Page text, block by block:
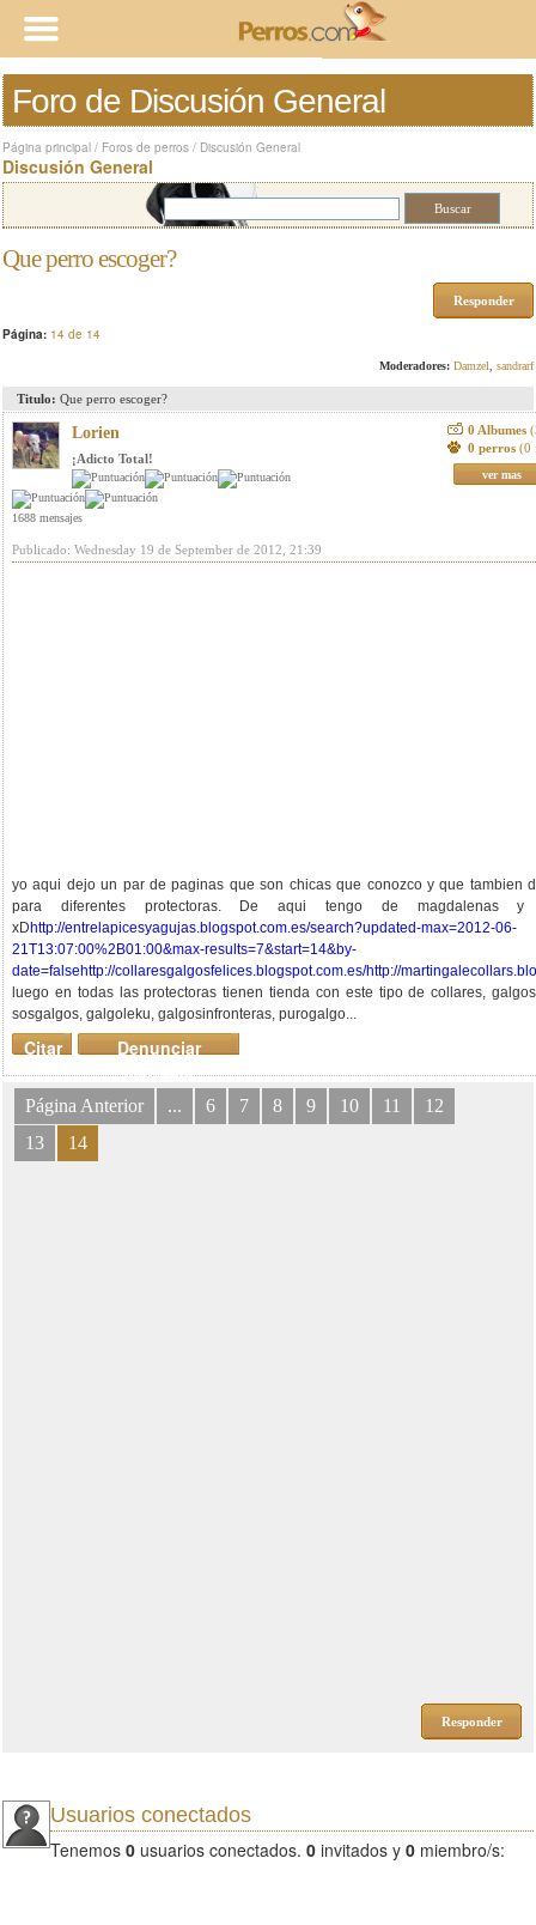
Foro de Discusión General
Página principal / Foros de perros / Discusión General
Discusión General
Que perro escoger?
Responder
Página: 14 de 14
Moderadores: Damzel sandrarf
Titulo: Que perro escoger?
Lorien
¡Adicto Total!
1688 mensajes
0 Albumes
0 perros (0
ver mas
Publicado: Wednesday 19 de September de 2012, 21:39
yo aqui dejo un par de paginas que son chicas que conozco y que tambien
para diferentes protectoras. De aqui tengo de magdalenas y
xDhttp://entrelapicesyagujas.blogspot.com.es/search?updated-max=2012-06-
21T13:07:00%2B01:00&max-results=7&start=14&by-
date=falsehttp://collaresgalgosfelices.blogspot.com.es/http://
luego en todas las protectoras tienen tienda con este tipo de collares,
sosgalgos, galgoleku, galgosinfronteras, purogalgo...
Denunciar
mensaje
Citar
Página Anterior ... 6 7 8 9 10 11
12
13
14
Responder
Usuarios conectados
Tenemos 0 usuarios conectados. 0 invitados y 0 miembro/s: